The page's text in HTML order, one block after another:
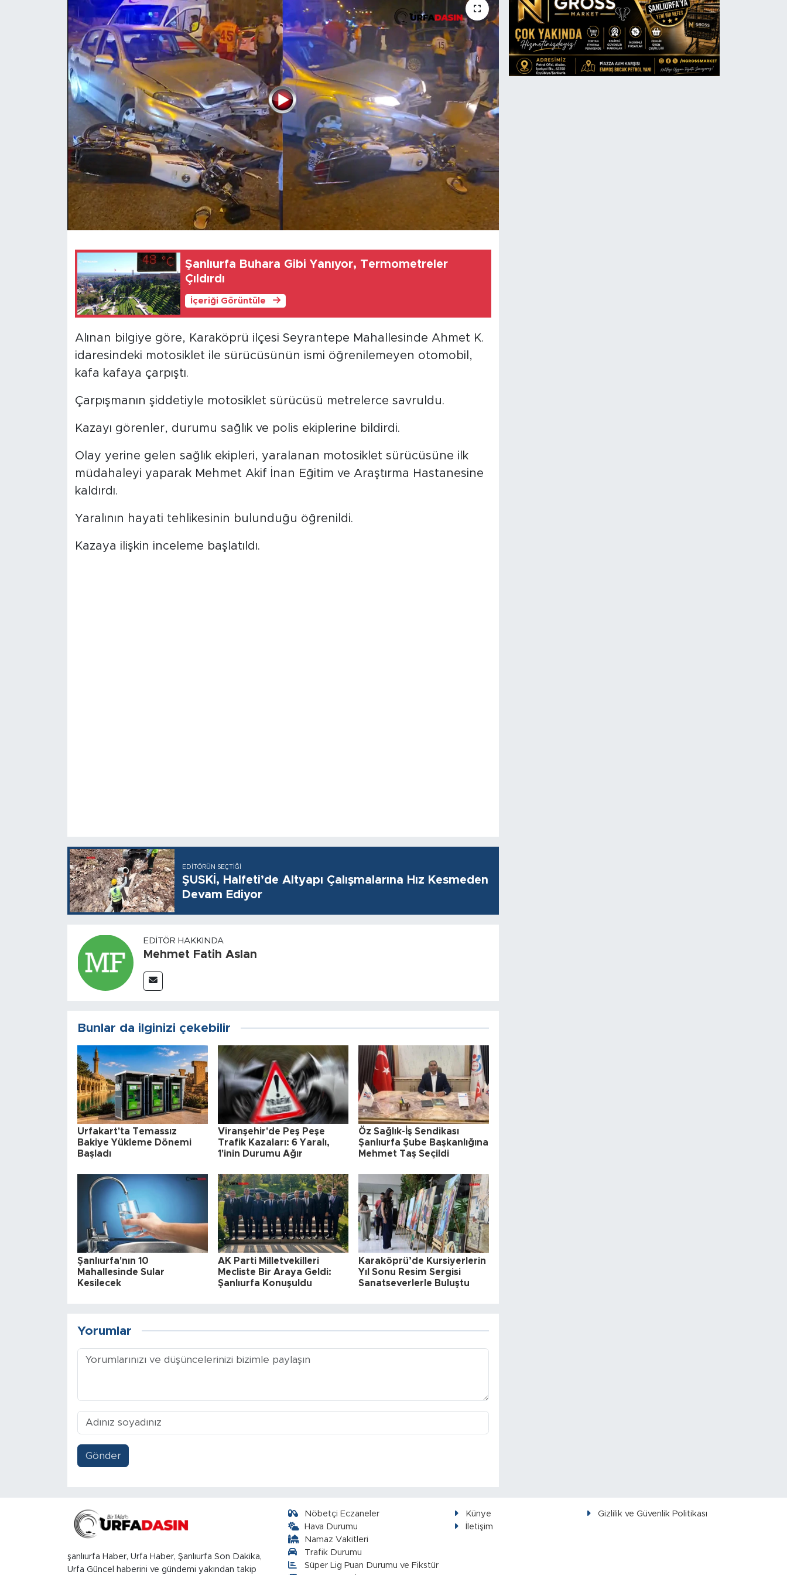
Şanlıurfa Buhara Gibi Yanıyor, Termometreler
Çıldırdı
İçeriği Görüntüle
Alınan bilgiye göre, Karaköprü ilçesi Seyrantepe Mahallesinde Ahmet K.
idaresindeki motosiklet ile sürücüsünün ismi öğrenilemeyen otomobil,
kafa kafaya çarpıştı.
Çarpışmanın şiddetiyle motosiklet sürücüsü metrelerce savruldu.
Kazayı görenler, durumu sağlık ve polis ekiplerine bildirdi.
Olay yerine gelen sağlık ekipleri, yaralanan motosiklet sürücüsüne ilk
müdahaleyi yaparak Mehmet Akif İnan Eğitim ve Araştırma Hastanesine
kaldırdı.
Yaralının hayati tehlikesinin bulunduğu öğrenildi.
Kazaya ilişkin inceleme başlatıldı.
EDITÖRÜN SEÇTIĞI
ŞUSKİ, Halfeti’de Altyapı Çalışmalarına Hız Kesmeden
Devam Ediyor
EDITÖR HAKKINDA
Mehmet Fatih Aslan
Bunlar da ilginizi çekebilir
Urfakart'ta Temassız
Bakiye Yükleme Dönemi
Başladı
Viranşehir'de Peş Peşe
Trafik Kazaları: 6 Yaralı,
1'inin Durumu Ağır
Öz Sağlık-İş Sendikası
Şanlıurfa Şube Başkanlığına
Mehmet Taş Seçildi
Şanlıurfa'nın 10
Mahallesinde Sular
Kesilecek
AK Parti Milletvekilleri
Mecliste Bir Araya Geldi:
Şanlıurfa Konuşuldu
Karaköprü’de Kursiyerlerin
Yıl Sonu Resim Sergisi
Sanatseverlerle Buluştu
Yorumlar
Gönder
şanlıurfa Haber, Urfa Haber, Şanlıurfa Son Dakika,
Urfa Güncel haberini ve gündemi yakından takip
Nöbetçi Eczaneler
Hava Durumu
Namaz Vakitleri
Trafik Durumu
Süper Lig Puan Durumu ve Fikstür
Künye
Gizlilik ve Güvenlik Politikası
İletişim